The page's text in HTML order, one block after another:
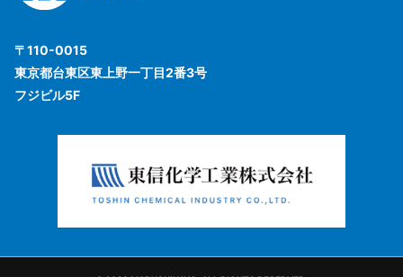
〒110-0015
東京都台東区東上野一丁目2番3号
フジビル5F